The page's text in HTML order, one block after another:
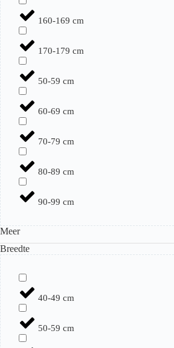
160-169 cm
170-179 cm
50-59 cm
60-69 cm
70-79 cm
80-89 cm
90-99 cm
Meer
Breedte
40-49 cm
50-59 cm